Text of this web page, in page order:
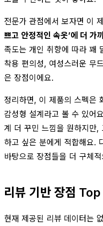
전문가 관점에서 보자면 이
쁘고 안정적인 속옷’에 더 가
족도는 개인 취향에 따라 꽤
착용 편의성, 여성스러운 무
은 장점이에요.
정리하면, 이 제품의 스펙은
감성형 설계라고 볼 수 있어
계 더 꾸민 느낌을 원하지만,
하고 싶은 분에게 적합해요.
바탕으로 장점들을 더 구체
리뷰 기반 장점
현재 제공된 리뷰 데이터는